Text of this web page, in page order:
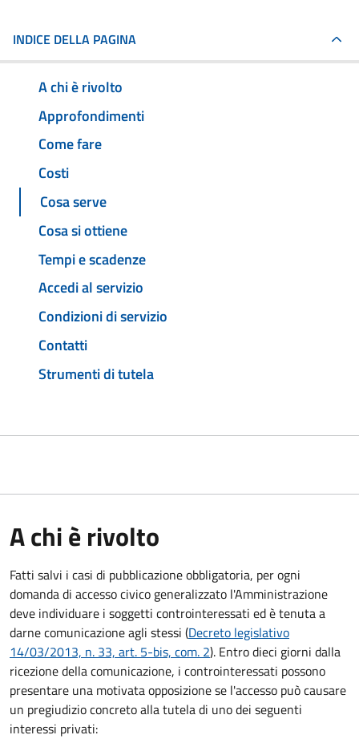
INDICE DELLA PAGINA
A chi è rivolto
Approfondimenti
Come fare
Costi
Cosa serve
Cosa si ottiene
Tempi e scadenze
Accedi al servizio
Condizioni di servizio
Contatti
Strumenti di tutela
A chi è rivolto
Fatti salvi i casi di pubblicazione obbligatoria, per ogni
domanda di accesso civico generalizzato l'Amministrazione
deve individuare i soggetti controinteressati ed è tenuta a
darne comunicazione agli stessi (Decreto legislativo
14/03/2013, n. 33, art. 5-bis, com. 2). Entro dieci giorni dalla
ricezione della comunicazione, i controinteressati possono
presentare una motivata opposizione se l'accesso può causare
un pregiudizio concreto alla tutela di uno dei seguenti
interessi privati: